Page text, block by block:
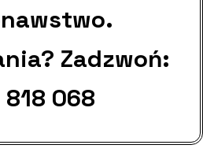
Zadzwoń:
818 068